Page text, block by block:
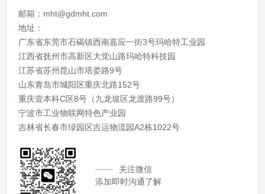
邮箱：mht@gdmht.com
地址：
广东省东莞市石碣镇西南嘉应一街3号玛哈特工业园
江西省抚州市高新区大觉山路玛哈特科技园
江苏省苏州昆山市塔娄路9号
山东青岛市城阳区重庆北路152号
重庆壹本科C区8号（九龙坡区龙渡路99号）
宁波市工业物联网特色产业园
吉林省长春市绿园区吉运物流园A2栋1022号
关注微信
添加即时沟通了解